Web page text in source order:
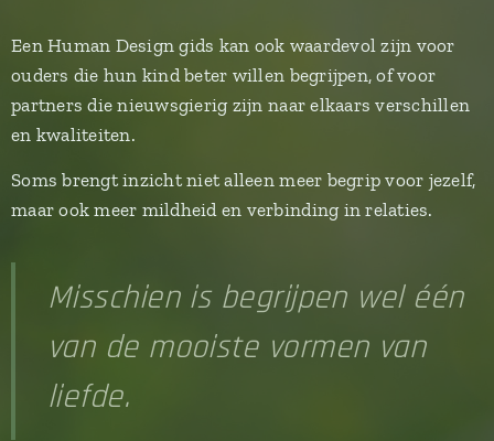
Een Human Design gids kan ook waardevol zijn voor
ouders die hun kind beter willen begrijpen, of voor
partners die nieuwsgierig zijn naar elkaars verschillen
en kwaliteiten.
Soms brengt inzicht niet alleen meer begrip voor jezelf,
maar ook meer mildheid en verbinding in relaties.
Misschien is begrijpen wel één
van de mooiste vormen van
liefde.